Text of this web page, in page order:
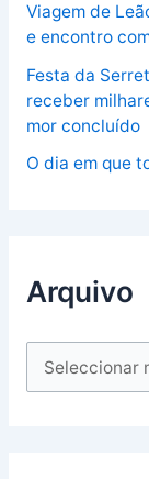
Viagem de
e encontro
Festa da
receber
mor concluído
O dia em que
Arquivo